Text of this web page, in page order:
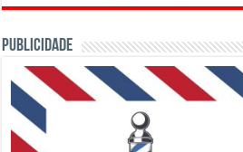
PUBLICIDADE